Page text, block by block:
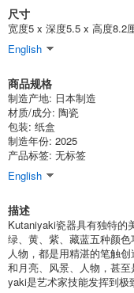
尺寸
宽度5 x 深度5.5 x 高度8.2
English
商品规格
制造产地: 日本制造
材质/成分: 陶瓷
包装: 纸盒
制造年份: 2025
产品标签: 无标签
English
描述
Kutaniyaki瓷器具有独特的
绿、黄、紫、藏蓝五种颜色
人物，都是用精湛的笔触
和月亮、风景、人物，甚
yaki是艺术家技能发挥到极